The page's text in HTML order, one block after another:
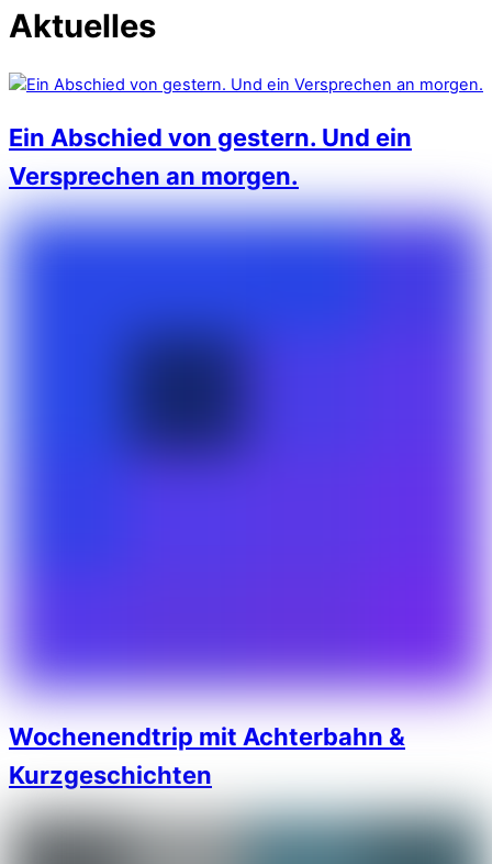
Aktuelles
Ein Abschied von gestern. Und ein
Versprechen an morgen.
Wochenendtrip mit Achterbahn &
Kurzgeschichten